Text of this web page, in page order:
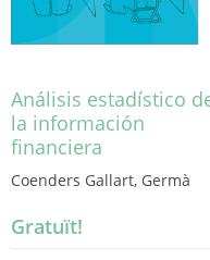
Análisis estadístico
la información
financiera
Coenders Gallart, Germà
Gratuït!